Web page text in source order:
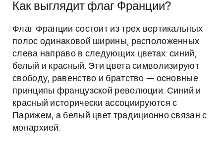
Как выглядит флаг Франции?
Флаг Франции состоит из трех вертикальных
полос одинаковой ширины, расположенных
слева направо в следующих цветах: синий,
белый и красный. Эти цвета символизируют
свободу, равенство и братство — основные
принципы французской революции. Синий и
красный исторически ассоциируются с
Парижем, а белый цвет традиционно связан с
монархией.